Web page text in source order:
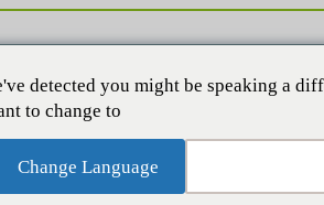
detected you might be speaking a
to change to:
Change Language